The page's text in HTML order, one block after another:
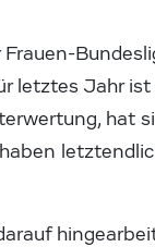
letztes Jahr
hat